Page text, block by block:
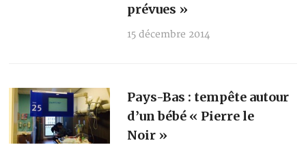
prévues »
15 décembre 2014
Pays-Bas : tempête autour
d’un bébé « Pierre le
Noir »